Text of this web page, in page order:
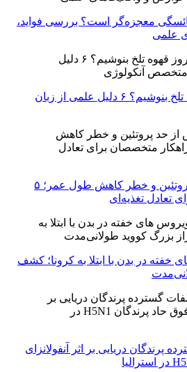
معجزه‌گر است؟ بررسی فواید،
علمی
چرا باید هر روز قهوه تلخ بنوشیم؟ ۶ دلیل علمی از زبان
مصرف بیش از حد پروتئین و خطر کاهش طول عمر؛ ۵
تعادل تغذیه‌ای
خفته در بدن با ابتلا به کرونا؛ کشف
پرندگان دریایی بر اثر آنفولانزای